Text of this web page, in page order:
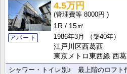
アパート
4.5万円
8000円
1R
15㎡
1986年3月
（築40年）
江戸川区西葛西
東京メトロ東西線 西
シャワー・トイレ別♪ 最上階のロフト